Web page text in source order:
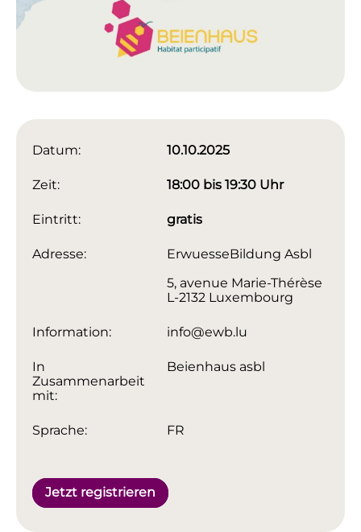
Datum: 10.10.2025
Zeit: 18:00 bis 19:30 Uhr
Eintritt: gratis
Adresse:
ErwuesseBildung Asbl
5, avenue Marie-Thérèse
L-2132 Luxembourg
Information: info@ewb.lu
In
Zusammenarbeit
mit:
Beienhaus asbl
Sprache: FR
Jetzt registrieren